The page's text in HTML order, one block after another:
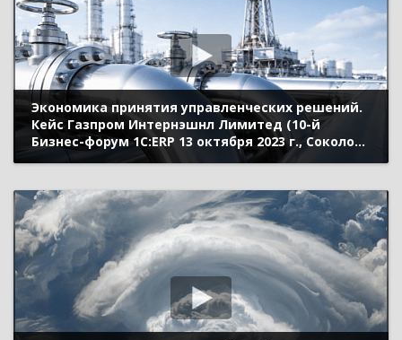
Экономика принятия управленческих решений.
Кейс Газпром Интернэшнл Лимитед (10-й
Бизнес-форум 1С:ERP 13 октября 2023 г., Соколов
Егор, ООО «Газпром Интернэшнл Лимитед»)